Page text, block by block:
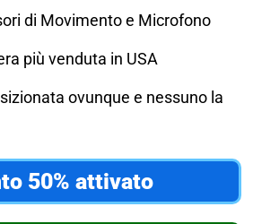
di Movimento e Microfono
più venduta in USA
ovunque e nessuno la
50% attivato